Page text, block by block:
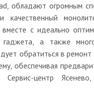
обладают огромным
качественный
с идеально
а также
обратиться в
обеспечивая
центр